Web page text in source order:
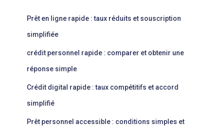
Prêt en ligne rapide : taux réduits et souscription
simplifiée
crédit personnel rapide : comparer et obtenir une
réponse simple
Crédit digital rapide : taux compétitifs et accord
simplifié
Prêt personnel accessible : conditions simples et